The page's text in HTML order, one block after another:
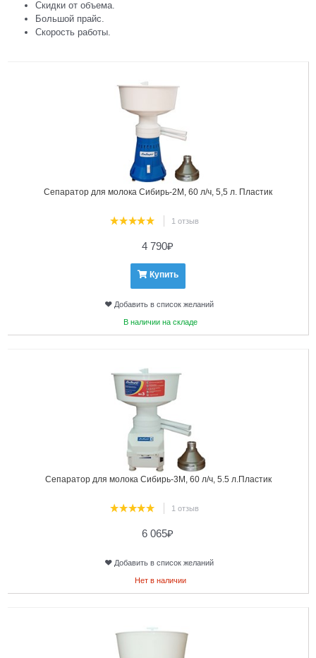
Скидки от объема.
Большой прайс.
Скорость работы.
Сепаратор для молока Сибирь-2М, 60 л/ч, 5,5 л. Пластик
1 отзыв
4 790₽
Купить
Добавить в список желаний
В наличии на складе
Сепаратор для молока Сибирь-3М, 60 л/ч, 5.5 л.Пластик
1 отзыв
6 065₽
Добавить в список желаний
Нет в наличии